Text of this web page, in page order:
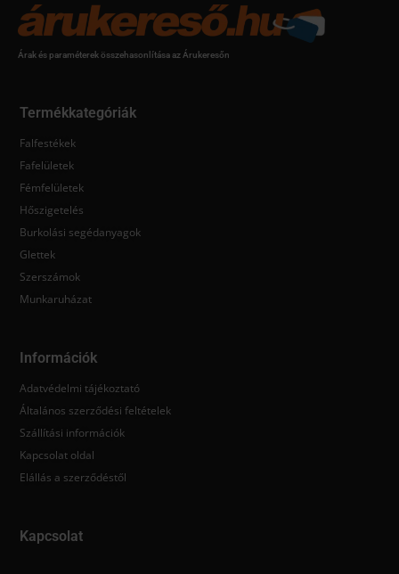
Árak és paraméterek összehasonlítása az Árukeresőn
Termékkategóriák
Falfestékek
Fafelületek
Fémfelületek
Hőszigetelés
Burkolási segédanyagok
Glettek
Szerszámok
Munkaruházat
Információk
Adatvédelmi tájékoztató
Általános szerződési feltételek
Szállítási információk
Kapcsolat oldal
Elállás a szerződéstől
Kapcsolat